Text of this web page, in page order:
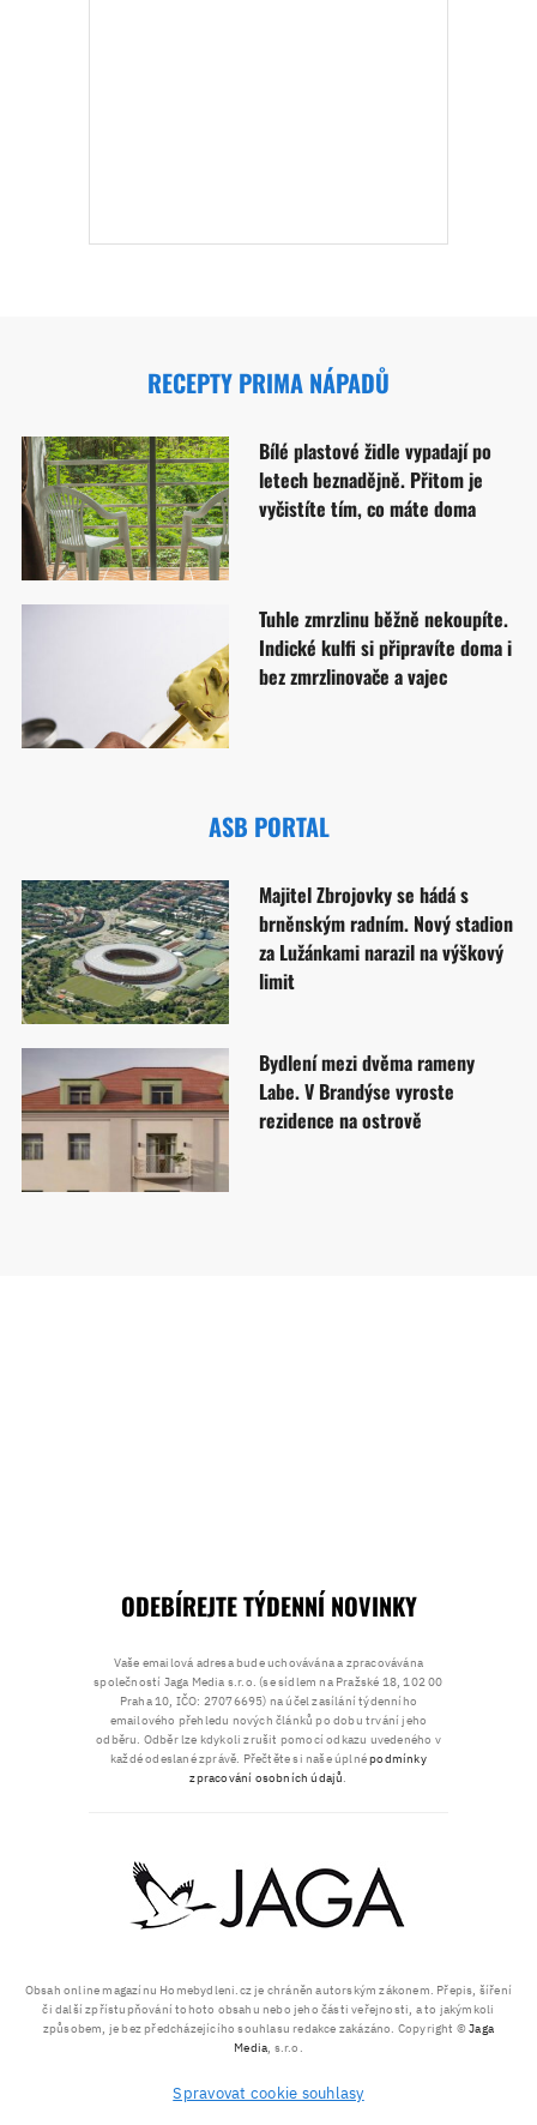
RECEPTY PRIMA NÁPADŮ
Bílé plastové židle vypadají po
letech beznadějně. Přitom je
vyčistíte tím, co máte doma
Tuhle zmrzlinu běžně nekoupíte.
Indické kulfi si připravíte doma i
bez zmrzlinovače a vajec
ASB PORTAL
Majitel Zbrojovky se hádá s
brněnským radním. Nový stadion
za Lužánkami narazil na výškový
limit
Bydlení mezi dvěma rameny
Labe. V Brandýse vyroste
rezidence na ostrově
Obsah online magazínu Homebydleni.cz je chráněn autorským zákonem. Přepis, šíření
či další zpřístupňování tohoto obsahu nebo jeho části veřejnosti, a to jakýmkoli
způsobem, je bez předcházejícího souhlasu redakce zakázáno. Copyright ©Jaga
Media, s.r.o.
Spravovat cookie souhlasy
ODEBÍREJTE TÝDENNÍ NOVINKY
Vaše emailová adresa bude uchovávána a zpracovávána
společností Jaga Media s.r.o. (se sídlem na Pražské 18, 102 00
Praha 10, IČO: 27076695) na účel zasílání týdenního
emailového přehledu nových článků po dobu trvání jeho
odběru. Odběr lze kdykoli zrušit pomocí odkazu uvedeného v
každé odeslané zprávě. Přečtěte si naše úplnépodmínky
zpracování osobních údajů.